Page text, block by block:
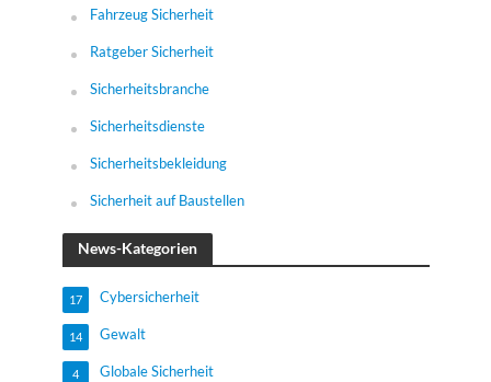
Fahrzeug Sicherheit
Ratgeber Sicherheit
Sicherheitsbranche
Sicherheitsdienste
Sicherheitsbekleidung
Sicherheit auf Baustellen
News-Kategorien
Cybersicherheit
17
Gewalt
14
Globale Sicherheit
4